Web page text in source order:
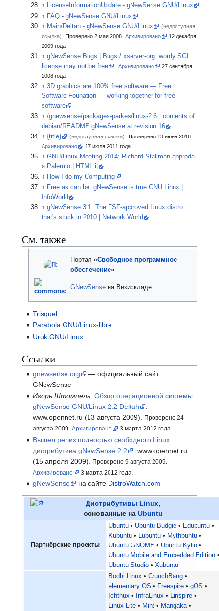
LicenseInformationUpdate - gNewSense GNU/Linux
FAQ - gNewSense GNU/Linux
Main/Deltah - gNewSense GNU/Linux
(недоступная
ссылка)
Проверено 2 мая 2008. Архивировано 12 декабря
2009 года.
gNewSense Bugs | Bugs / xserver-org: wordy SGI
license may not be free
.Архивировано 27 сентября
2008 года.
3D graphics are 100% free software — Free
Software Founation — working together for free
software
/gnewsense/packages-parkes/linux-2.6 : contents of
debian/README.gNewSense at revision 16
{title}
(недоступная ссылка)
Проверено 13 июня 2018.
Архивировано
17 июля 2011 года.
GNU/Linux Meeting 2014: Richard Stallman approda
a Palermo | HTML.it
How I do my Computing
Free as can be: gNewSense is true GNU Linux |
InfoWorld
gNewSense 3.1: The FSF-approved Linux distro
that's stuck in 2010 | Network World
См. также
Портал«Свободное программное
обеспечение»
GNewSense на Викискладе
Trisquel
Parabola GNU/Linux-libre
Uruk GNU/Linux
Ссылки
gnewsense.org
— официальный сайт
GNewSense
Игорь Штомпель. Обзор операционной системы
gNewSense GNU/Linux 2.2 Deltah
.
www.opennet.ru (13 августа 2009). Проверено 24
августа 2009. Архивировано 3 марта 2012 года.
Вышел релиз полностью свободного Linux
дистрибутива gNewSense 2.2
www.opennet.ru
(15 апреля 2009).
Проверено 9 августа 2009.
Архивировано
3 марта 2012 года.
gNewSense на сайте DistroWatch.com
Дистрибутивы Linux,
основанные на Ubuntu
Партнёрские проекты
Ubuntu Ubuntu Budgie
Edubuntu
Kubuntu
Lubuntu
Mythbuntu
Ubuntu GNOME
Ubuntu Kylin
Ubuntu Mobile and Embedded Edition
Ubuntu Studio
Xubuntu
Bodhi Linux
CrunchBang
elementary OS
Freespire
gOS
Ichthux
InfraLinux
Linspire
Linux Lite
Mint
Mangaka